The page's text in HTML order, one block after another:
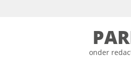
onder